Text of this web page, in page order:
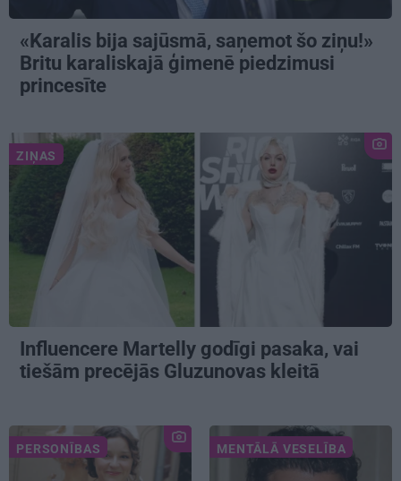
«Karalis bija sajūsmā, saņemot šo ziņu!»
Britu karaliskajā ģimenē piedzimusi
princesīte
ZIŅAS
Influencere Martelly godīgi pasaka, vai
tiešām precējās Gluzunovas kleitā
PERSONĪBAS MENTĀLĀ VESELĪBA